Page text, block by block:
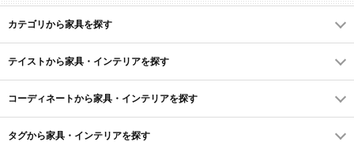
カテゴリから家具を探す
テイストから家具・インテリアを探す
コーディネートから家具・インテリアを探す
タグから家具・インテリアを探す